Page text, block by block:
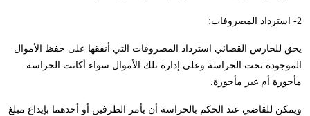
2- استرداد المصروفات:
يحق للحارس القضائي استرداد المصروفات التي أنفقها على حفظ الأموال
الموجودة تحت الحراسة وعلى إدارة تلك الأموال سواء أكانت الحراسة
مأجورة أم غير مأجورة.
ويمكن للقاضي عند الحكم بالحراسة أن يأمر الطرفين أو أحدهما بإيداع مبلغ